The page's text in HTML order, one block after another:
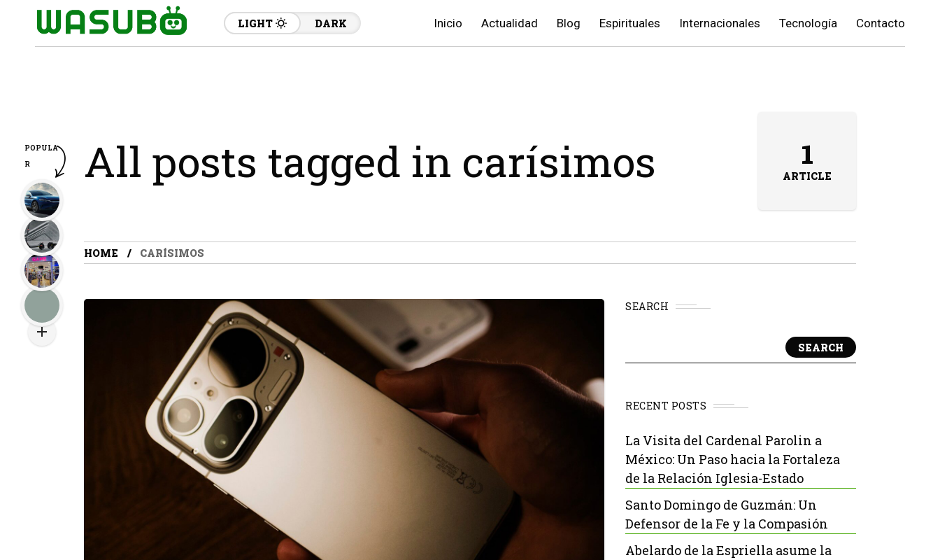
LIGHT DARK Inicio Actualidad Blog Espirituales Internacionales Tecnología Contacto
All posts tagged in carísimos 1
ARTICLE
HOME CARÍSIMOS
SEARCH
SEARCH
RECENT POSTS
La Visita del Cardenal Parolin a
México: Un Paso hacia la Fortaleza
de la Relación Iglesia-Estado
Santo Domingo de Guzmán: Un
Defensor de la Fe y la Compasión
Abelardo de la Espriella asume la
POPULA
R